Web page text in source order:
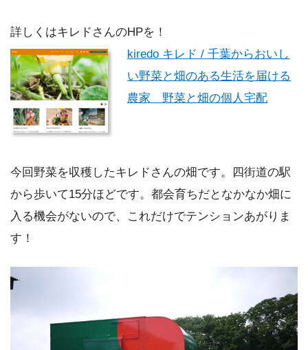
詳しくはキレドさんのHPを！
kiredo キレド / 千葉からおいし
い野菜と畑のある生活を届ける
農家 野菜と畑の個人宅配
今回野菜を収穫したキレドさんの畑です。四街道の駅
から歩いて15分ほどです。都会育ちだとなかなか畑に
入る機会がないので、これだけでテンションあがりま
す！